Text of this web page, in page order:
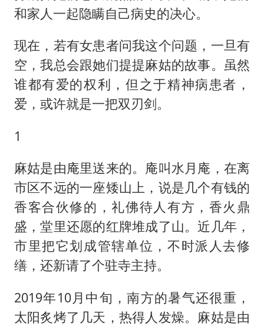
和家人一起隐瞒自己病史的决心。
现在，若有女患者问我这个问题，一旦有
空，我总会跟她们提提麻姑的故事。虽然
谁都有爱的权利，但之于精神病患者，
爱，或许就是一把双刃剑。
1
麻姑是由庵里送来的。庵叫水月庵，在离
市区不远的一座矮山上，说是几个有钱的
香客合伙修的，礼佛待人有方，香火鼎
盛，堂里还愿的红牌堆成了山。近几年，
市里把它划成管辖单位，不时派人去修
缮，还新请了个驻寺主持。
2019年10月中旬，南方的暑气还很重，
太阳炙烤了几天，热得人发燥。麻姑是由